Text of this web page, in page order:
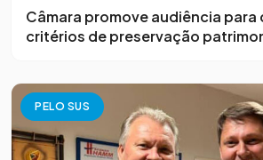
Câmara promove audiência para
critérios de preservação
PELO SUS